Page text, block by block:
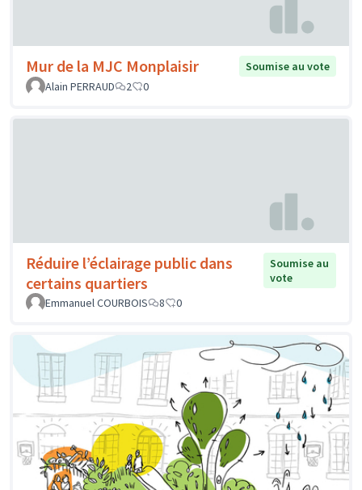
Mur de la MJC Monplaisir
Soumise au vote
Alain PERRAUD
2 0
Réduire l’éclairage public dans
certains quartiers
Soumise au
vote
Emmanuel COURBOIS
8 0